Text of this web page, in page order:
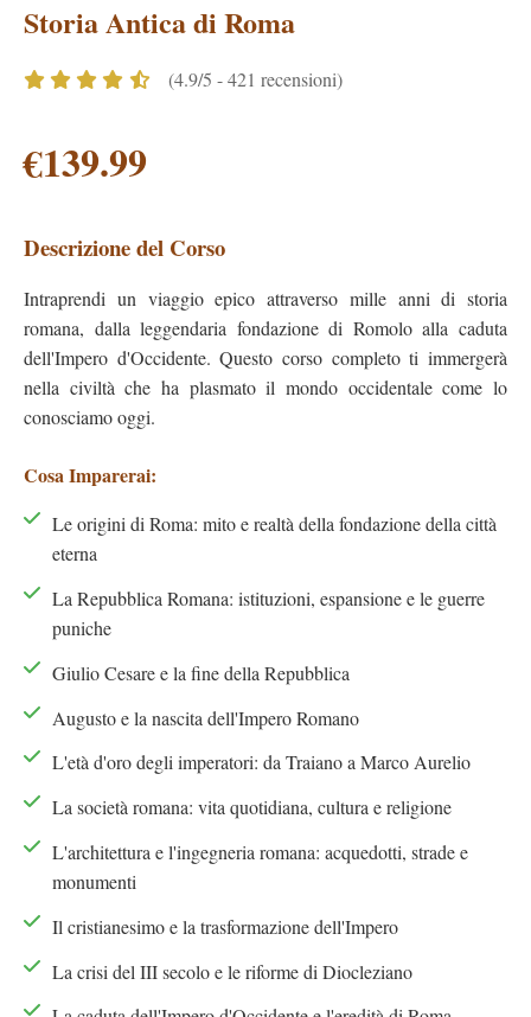
Storia Antica di Roma
(4.9/5 - 421 recensioni)
€139.99
Descrizione del Corso
Intraprendi un viaggio epico attraverso mille anni di storia
romana, dalla leggendaria fondazione di Romolo alla caduta
dell'Impero d'Occidente. Questo corso completo ti immergerà
nella civiltà che ha plasmato il mondo occidentale come lo
conosciamo oggi.
Cosa Imparerai:
Le origini di Roma: mito e realtà della fondazione della città
eterna
La Repubblica Romana: istituzioni, espansione e le guerre
puniche
Giulio Cesare e la fine della Repubblica
Augusto e la nascita dell'Impero Romano
L'età d'oro degli imperatori: da Traiano a Marco Aurelio
La società romana: vita quotidiana, cultura e religione
L'architettura e l'ingegneria romana: acquedotti, strade e
monumenti
Il cristianesimo e la trasformazione dell'Impero
La crisi del III secolo e le riforme di Diocleziano